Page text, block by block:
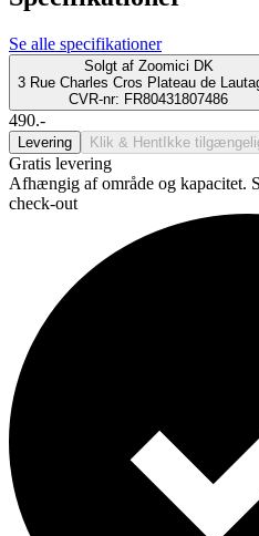
Se alle specifikationer
Solgt af Zoomici DK
3 Rue Charles Cros Plateau de
CVR-nr: FR80431807486
490.-
Levering Klik & Hent Ikke
Gratis levering
Afhængig af område og kapacitet.
check-out